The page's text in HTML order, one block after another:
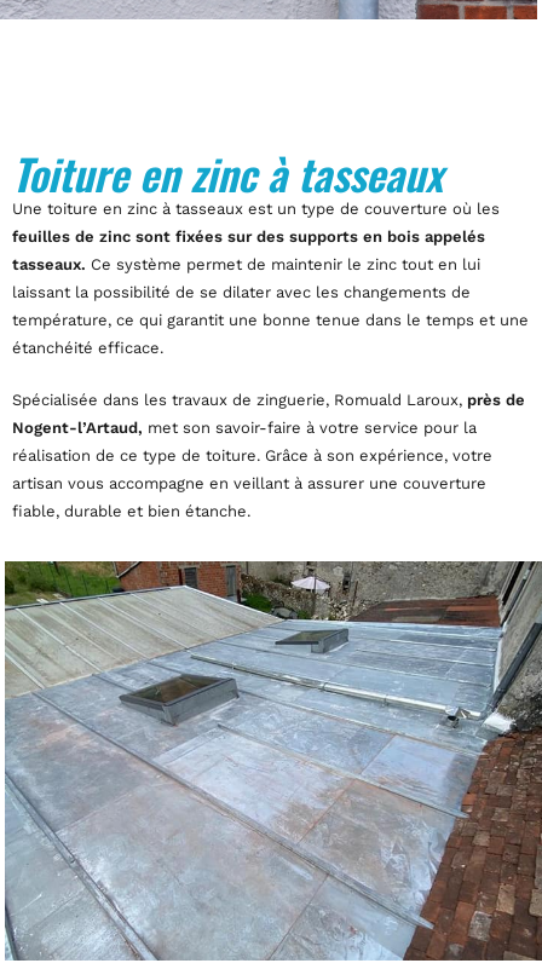
Toiture en zinc à tasseaux
Une toiture en zinc à tasseaux est un type de couverture où les
feuilles de zinc sont fixées sur des supports en bois appelés
tasseaux. Ce système permet de maintenir le zinc tout en lui
laissant la possibilité de se dilater avec les changements de
température, ce qui garantit une bonne tenue dans le temps et une
étanchéité efficace.
Spécialisée dans les travaux de zinguerie, Romuald Laroux, près de
Nogent-l’Artaud, met son savoir-faire à votre service pour la
réalisation de ce type de toiture. Grâce à son expérience, votre
artisan vous accompagne en veillant à assurer une couverture
fiable, durable et bien étanche.